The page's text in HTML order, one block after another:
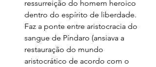
ressurreição do homem heroico
dentro do espírito de liberdade.
Faz a ponte entre aristocracia do
sangue de Píndaro (ansiava a
restauração do mundo
aristocrático de acordo com o